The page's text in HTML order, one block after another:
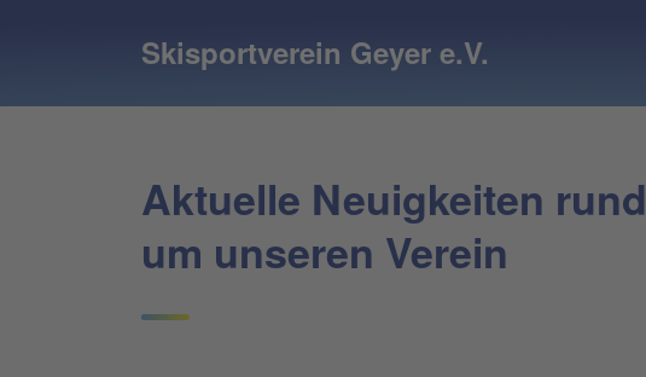
Skisportverein Geyer e.V.
Aktuelle Neuigkeiten rund
um unseren Verein